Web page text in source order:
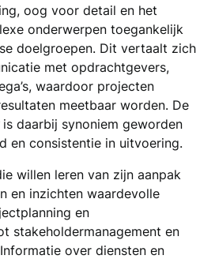
oog voor detail en het
onderwerpen toegankelijk
doelgroepen. Dit vertaalt zich
met opdrachtgevers,
waardoor projecten
meetbaar worden. De
is daarbij synoniem geworden
en consistentie in uitvoering.
willen leren van zijn aanpak
en inzichten waardevolle
en
stakeholdermanagement en
over diensten en